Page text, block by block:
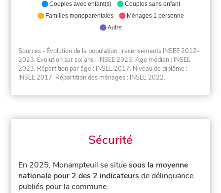
Couples avec enfant(s)
Couples sans enfant
Familles monoparentales
Ménages 1 personne
Autre
Sources - Évolution de la population : recensements INSEE 2012-
2023. Évolution sur six ans : INSEE 2023. Âge médian : INSEE
2023. Répartition par âge : INSEE 2017. Niveau de diplôme :
INSEE 2017. Répartition des ménages : INSEE 2022.
Sécurité
En 2025, Monampteuil se situesous la moyenne
nationale pour 2 des 2 indicateurs de délinquance
publiés pour la commune.